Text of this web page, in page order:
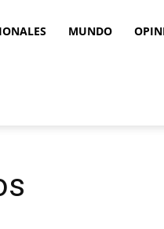
MUNDO